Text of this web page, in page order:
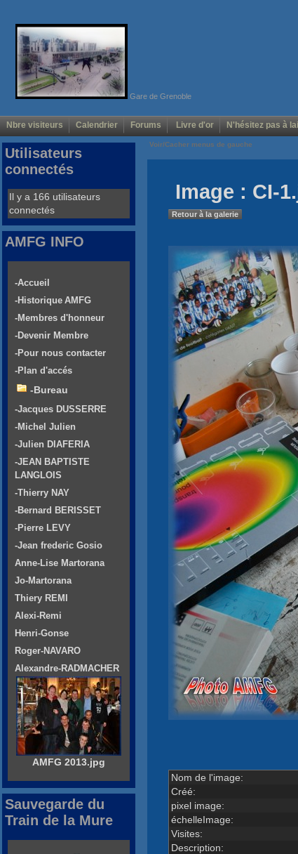
Gare de Grenoble
Nbre visiteurs Calendrier Forums Livre d'or N'hésitez pas à
Voir/Cacher menus de gauche
Image : CI-
Retour à la galerie
Nom de l'image:
Créé:
pixel image:
échelleImage:
Visites:
Description:
Utilisateurs
connectés
Il y a 166 utilisateurs
connectés
AMFG INFO
-Accueil
-Historique AMFG
-Membres d'honneur
-Devenir Membre
-Pour nous contacter
-Plan d'accés
-Bureau
-Jacques DUSSERRE
-Michel Julien
-Julien DIAFERIA
-JEAN BAPTISTE
LANGLOIS
-Thierry NAY
-Bernard BERISSET
-Pierre LEVY
-Jean frederic Gosio
Anne-Lise Martorana
Jo-Martorana
Thiery REMI
Alexi-Remi
Henri-Gonse
Roger-NAVARO
Alexandre-RADMACHER
AMFG 2013.jpg
Sauvegarde du
Train de la Mure